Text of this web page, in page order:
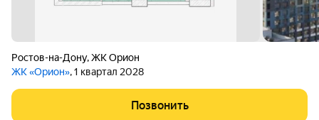
Ростов-на-Дону,ЖК Орион
ЖК «Орион», 1 квартал 2028
Позвонить